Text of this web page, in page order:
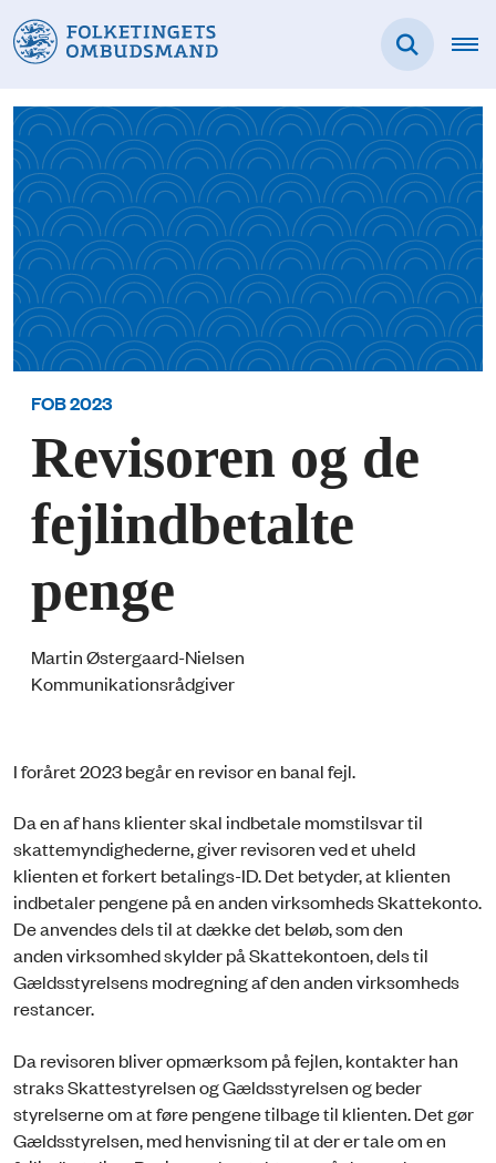
FOB 2023
Revisoren og de
fejlindbetalte
penge
Martin Østergaard-Nielsen
Kommunikationsrådgiver
I foråret 2023 begår en revisor en banal fejl.
Da en af hans klienter skal indbetale momstilsvar til
skattemyndighederne, giver revisoren ved et uheld
klienten et forkert betalings-ID. Det betyder, at klienten
indbetaler pengene på en anden virksomheds Skattekonto.
De anvendes dels til at dække det beløb, som den
anden virksomhed skylder på Skattekontoen, dels til
Gældsstyrelsens modregning af den anden virksomheds
restancer.
Da revisoren bliver opmærksom på fejlen, kontakter han
straks Skattestyrelsen og Gældsstyrelsen og beder
styrelserne om at føre pengene tilbage til klienten. Det gør
Gældsstyrelsen, med henvisning til at der er tale om en